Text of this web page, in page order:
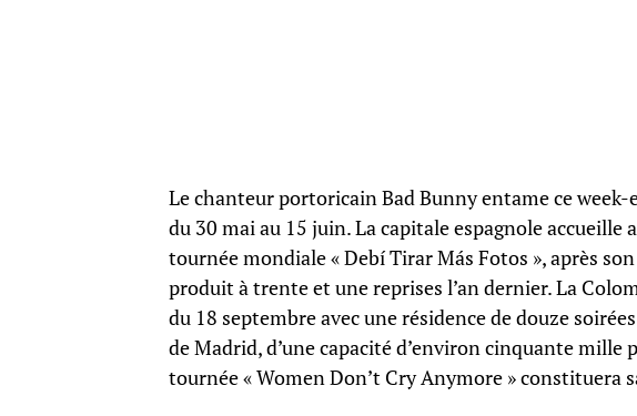
Le chanteur portoricain Bad Bunny entame ce
du 30 mai au 15 juin. La capitale espagnole accueille
tournée mondiale « Debí Tirar Más Fotos », après
produit à trente et une reprises l’an dernier. La
du 18 septembre avec une résidence de douze
de Madrid, d’une capacité d’environ cinquante mille
tournée « Women Don’t Cry Anymore » constituera